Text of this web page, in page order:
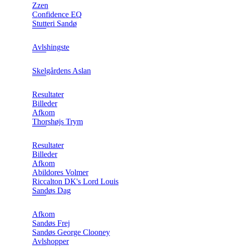
Zzen
Confidence EQ
Stutteri Sandø
Avlshingste
Skelgårdens Aslan
Resultater
Billeder
Afkom
Thorshøjs Trym
Resultater
Billeder
Afkom
Abildores Volmer
Riccalton DK's Lord Louis
Sandøs Dag
Afkom
Sandøs Frej
Sandøs George Clooney
Avlshopper